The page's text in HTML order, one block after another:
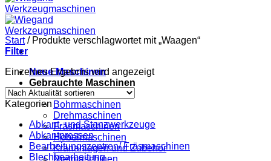
Neue Maschinen
Gebrauchte Maschinen
Abkantpressen
Bohrmaschinen
Drehmaschinen
Fräsmaschinen
Hobelmaschinen
Krananlagen und Zubehör
Start /Produkte verschlagwortet mit „Waagen“
Filter
Einzelnes Ergebnis wird angezeigt
Kategorien
Abkant- und Stanzwerkzeuge
Abkantpressen
Bearbeitungszentren/ Fräsmaschinen
Blechbearbeitung